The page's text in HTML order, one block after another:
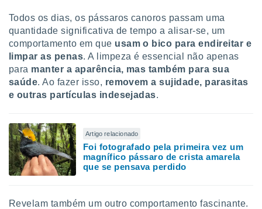
Todos os dias, os pássaros canoros passam uma
quantidade significativa de tempo a alisar-se, um
comportamento em que usam o bico para endireitar e
limpar as penas. A limpeza é essencial não apenas
para manter a aparência, mas também para sua
saúde. Ao fazer isso, removem a sujidade, parasitas
e outras partículas indesejadas.
Artigo relacionado
Foi fotografado pela primeira vez um
magnífico pássaro de crista amarela
que se pensava perdido
Revelam também um outro comportamento fascinante.